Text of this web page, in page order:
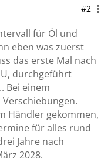
#2
für Öl und
eben was zuerst
das erste Mal nach
durchgeführt
Bei einem
Händler gekommen,
für alles rund
Jahre nach
2028.